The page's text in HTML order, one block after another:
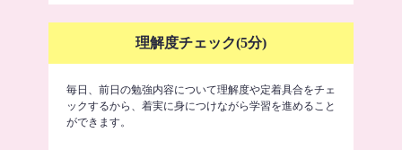
理解度チェック(5分)
毎日、前日の勉強内容について理解度や定着具合をチェ
ックするから、着実に身につけながら学習を進めること
ができます。